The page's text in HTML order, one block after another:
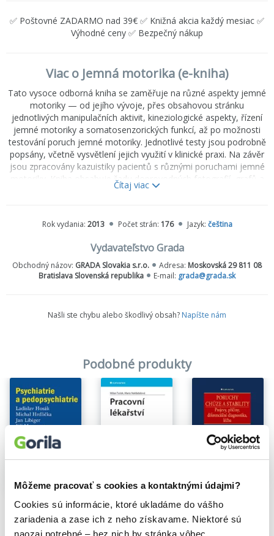
Môžeme pracovať s cookies a kontaktnými údajmi?
Cookies sú informácie, ktoré ukladáme do vášho
zariadenia a zase ich z neho získavame. Niektoré sú
naozaj potrebné – bez nich by stránka vôbec
✅ Poštovné ZADARMO nad 39€ ✅ Knižná akcia každý mesiac ✅
Výhodné ceny ✅ Bezpečný nákup
Viac o Jemná motorika (e-kniha)
Tato vysoce odborná kniha se zaměřuje na různé aspekty jemné
motoriky — od jejího vývoje, přes obsahovou stránku
jednotlivých manipulačních aktivit, kineziologické aspekty, řízení
jemné motoriky a somatosenzorických funkcí, až po možnosti
testování poruch jemné motoriky. Jednotlivé testy jsou podrobně
popsány, včetně vysvětlení jejich využití v klinické praxi. Na závěr
jsou zpracovány kazuistiky pacientů s různými poruchami jemné
motoriky. Kniha obsahuje řadu doprovodných fotografií, grafů a
tabulek, které názorným způsobem doplňují psaný text. Je určena
zabývajícím se poruchami jemné motoriky (speciálním
Čítaj viac
Rok vydania: 2013 Počet strán: 176 Jazyk: čeština
Vydavateľstvo Grada
Obchodný názov: GRADA Slovakia s.r.o. Adresa: Moskovská 29 811 08
Bratislava Slovenská republika
E-mail: grada@grada.sk
Našli ste chybu alebo škodlivý obsah? Napíšte nám
Podobné produkty
Psychiatrie a pedopsychiatrie
Ladislav Hosák
14,85€
Pracovní lékařství
Milan Tuček ,Marie Nakládalová
27,71€
Martina Hoskovcová
28,32€